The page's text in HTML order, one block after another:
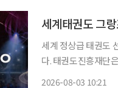
세계태권도 그
세계 정상급 태권도
다. 태권도진흥재단은 3일 “9월 4일부터 7일까지 전북 무주 태권도원에서 ‘무주 태권도원
2026-08-03 10:21